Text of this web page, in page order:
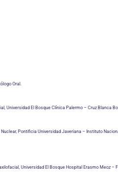
Oral.
Universidad El Bosque Clínica Palermo – Cruz Blanca
Pontificia Universidad Javeriana – Instituto
Universidad El Bosque Hospital Erasmo Meoz –